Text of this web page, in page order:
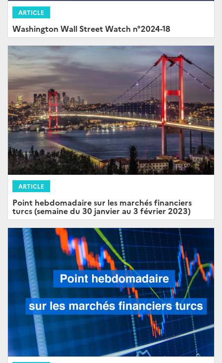
ARTICLE
Washington Wall Street Watch n°2024-18
ARTICLE
Point hebdomadaire sur les marchés financiers
turcs (semaine du 30 janvier au 3 février 2023)